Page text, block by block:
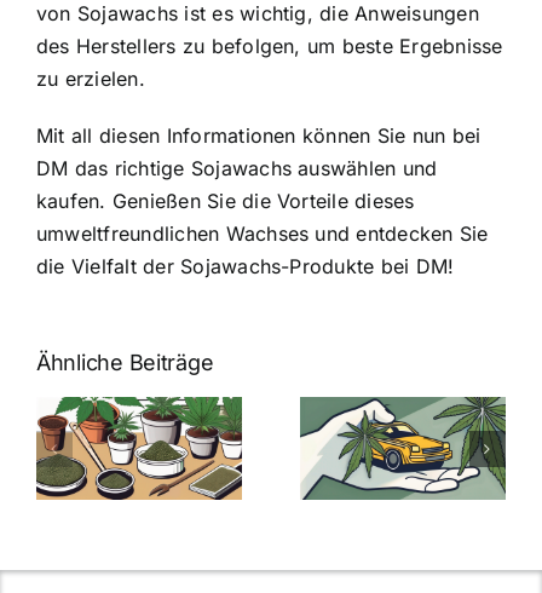
von Sojawachs ist es wichtig, die Anweisungen
des Herstellers zu befolgen, um beste Ergebnisse
zu erzielen.
Mit all diesen Informationen können Sie nun bei
DM das richtige Sojawachs auswählen und
kaufen. Genießen Sie die Vorteile dieses
umweltfreundlichen Wachses und entdecken Sie
die Vielfalt der Sojawachs-Produkte bei DM!
Ähnliche Beiträge
Neue THC-
Grenzwert-
Regelung:
Was Sie über
Cannabis und
müssen
Cannabis
Samen
kaufen: Alles
was Sie